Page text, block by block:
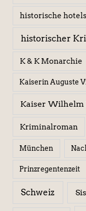
historische
historischer
K & K Monarchie
Kaiserin Auguste
Kaiser Wilhelm
Kriminalroman
München
Prinzregentenzeit
Schweiz